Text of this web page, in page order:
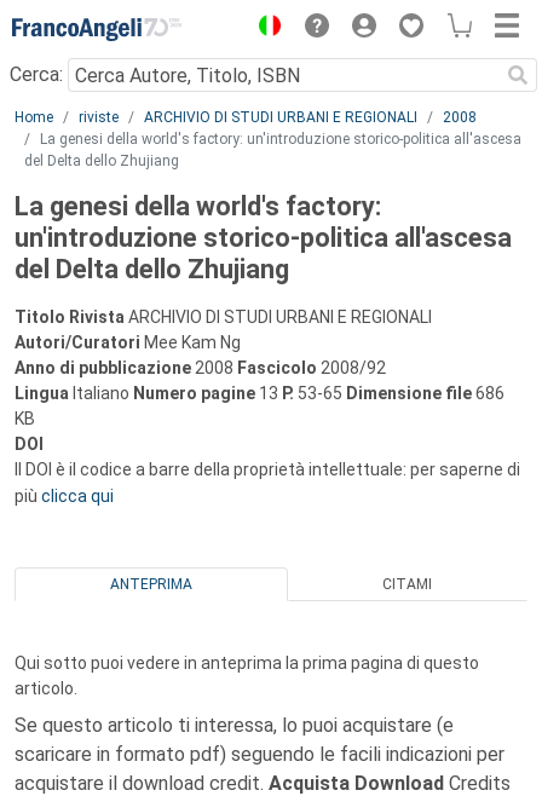
Menu
Cerca:
Main content
Home riviste ARCHIVIO DI STUDI URBANI E REGIONALI
2008
La genesi della world's factory: un'introduzione storico-politica all'ascesa
del Delta dello Zhujiang
La genesi della world's factory:
un'introduzione storico-politica all'ascesa
del Delta dello Zhujiang
Titolo Rivista ARCHIVIO DI STUDI URBANI E REGIONALI
Autori/Curatori Mee Kam Ng
Anno di pubblicazione 2008 Fascicolo 2008/92
Lingua Italiano Numero pagine 13 P. 53-65 Dimensione file686
KB
DOI
Il DOI è il codice a barre della proprietà intellettuale: per saperne di
più clicca qui
ANTEPRIMA CITAMI
Qui sotto puoi vedere in anteprima la prima pagina di questo
articolo.
Se questo articolo ti interessa, lo puoi acquistare (e
scaricare in formato pdf) seguendo le facili indicazioni per
acquistare il download credit. Acquista Download Credits